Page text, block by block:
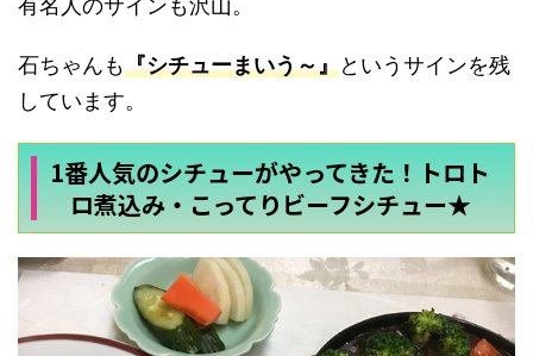
石ちゃんも『シチューまいう～』というサインを残
しています。
1番人気のシチューがやってきた！トロト
ロ煮込み・こってりビーフシチュー★